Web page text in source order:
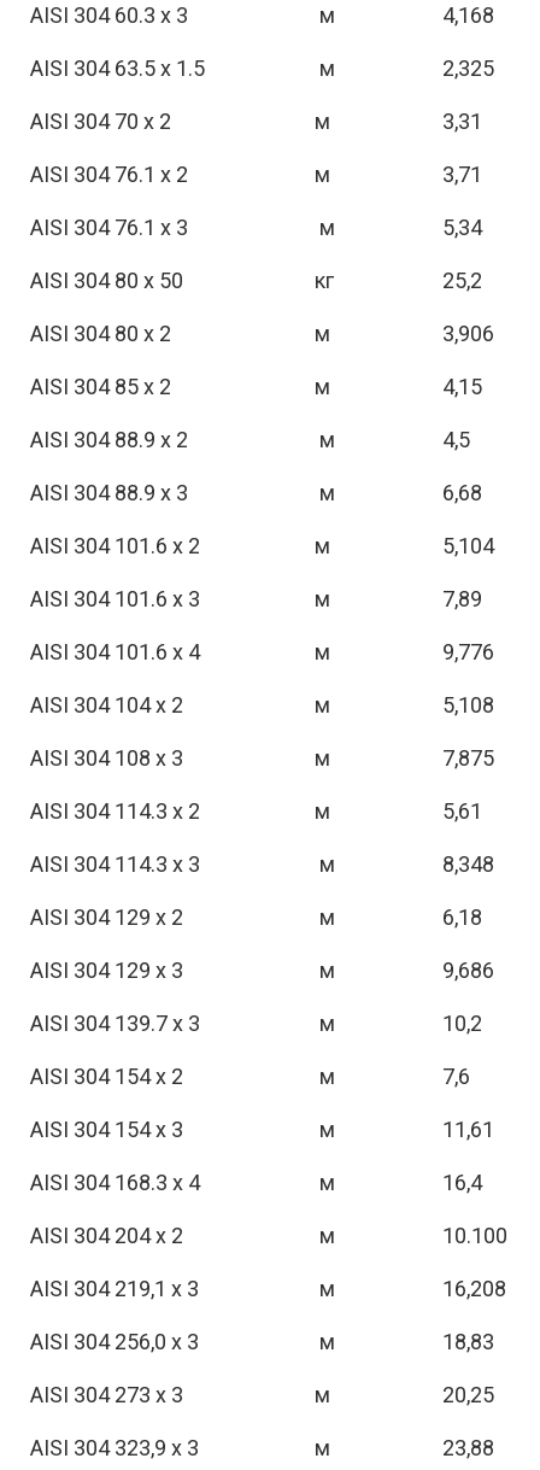
AISI 304 60.3 х 3 м 4,168
AISI 304 63.5 х 1.5 м 2,325
AISI 304 70 х 2 м 3,31
AISI 304 76.1 х 2 м 3,71
AISI 304 76.1 х 3 м 5,34
AISI 304 80 х 50 кг 25,2
AISI 304 80 х 2 м 3,906
AISI 304 85 х 2 м 4,15
AISI 304 88.9 х 2 м 4,5
AISI 304 88.9 х 3 м 6,68
AISI 304 101.6 х 2 м 5,104
AISI 304 101.6 х 3 м 7,89
AISI 304 101.6 х 4 м 9,776
AISI 304 104 х 2 м 5,108
AISI 304 108 х 3 м 7,875
AISI 304 114.3 х 2 м 5,61
AISI 304 114.3 х 3 м 8,348
AISI 304 129 х 2 м 6,18
AISI 304 129 х 3 м 9,686
AISI 304 139.7 х 3 м 10,2
AISI 304 154 х 2 м 7,6
AISI 304 154 х 3 м 11,61
AISI 304 168.3 х 4 м 16,4
AISI 304 204 х 2 м 10.100
AISI 304 219,1 х 3 м 16,208
AISI 304 256,0 х 3 м 18,83
AISI 304 273 х 3 м 20,25
AISI 304 323,9 х 3 м 23,88